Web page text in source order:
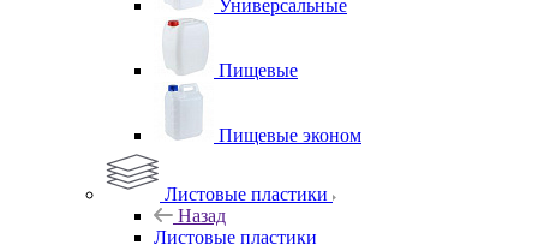
Универсальные
Пищевые
Пищевые эконом
Листовые пластики
Назад
Листовые пластики